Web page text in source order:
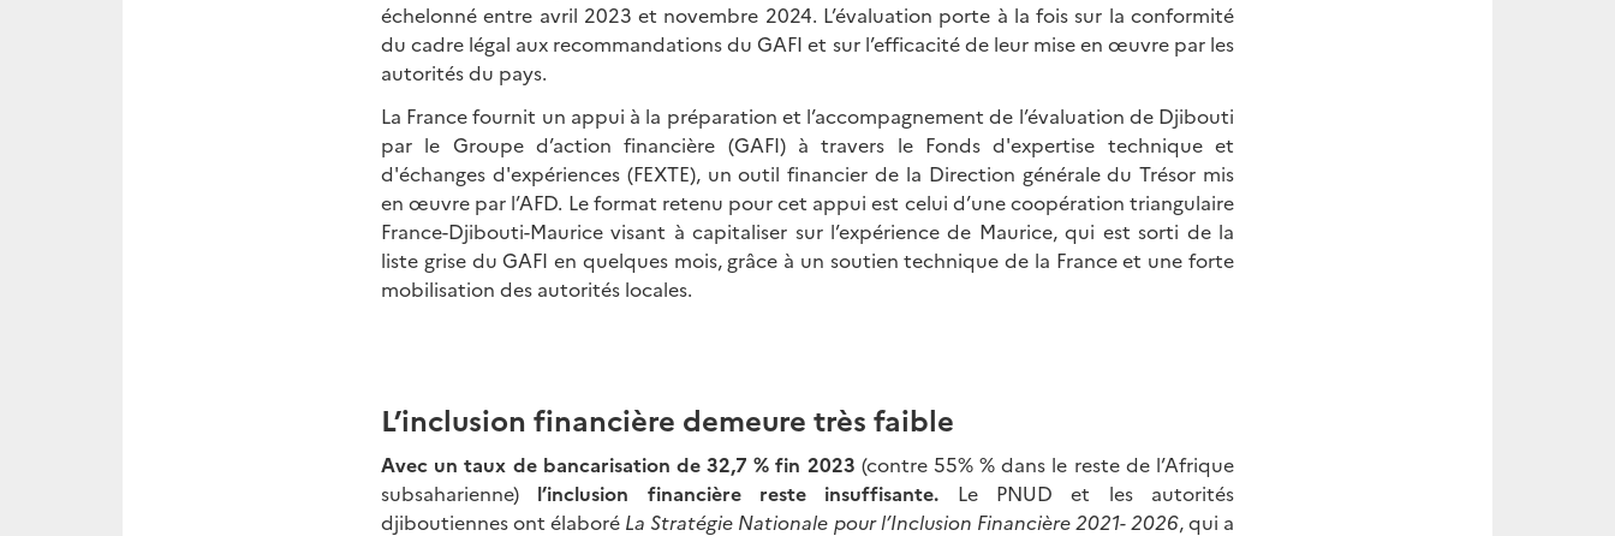
échelonné entre avril 2023 et novembre 2024. L’évaluation porte à la fois sur la conformité
du cadre légal aux recommandations du GAFI et sur l’efficacité de leur mise en œuvre par les
autoritésdu pays.
La France fournit un appui à la préparation et l’accompagnement de l’évaluation de Djibouti
par le Groupe d’action financière (GAFI) à travers le Fonds d'expertise technique et
d'échanges d'expériences (FEXTE), un outil financier de la Direction générale du Trésor mis
en œuvre par l’AFD. Le format retenu pour cet appui est celui d’une coopération triangulaire
France-Djibouti-Maurice visant à capitaliser sur l’expérience de Maurice, qui est sorti de la
liste grise du GAFI en quelques mois, grâce à un soutien technique de la France et une forte
mobilisation des autorités locales.
L’inclusion financière demeure très faible
Avec un taux de bancarisation de 32,7 % fin 2023 (contre 55% % dans le reste de l’Afrique
subsaharienne) l’inclusion financière reste insuffisante. Le PNUD et les autorités
djiboutiennes ont élaboré La Stratégie Nationale pour l’Inclusion Financière 2021- 2026, qui a